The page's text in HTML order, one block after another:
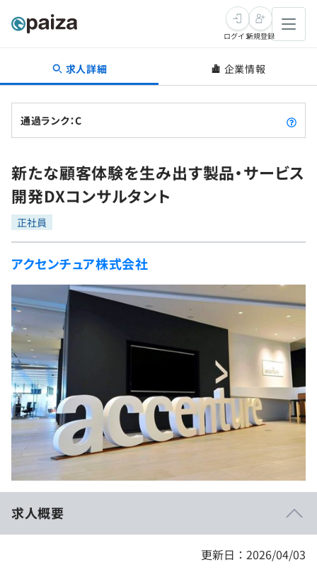
転職・キャリア
転職成功ガイド
転職エージェント
インタビュー
転職成功ガイド
新卒就活
求人検索
本選考
インターン
新卒エージェント
イベント・セミナー
インタビュー
就活成功ガイド
学習
問題集
ナレッジ
リファレンス
プラン
個人向けプラン
契約内容・クーポン
プログラミング言語
評価結果一覧
再チャレンジ結果一覧
ゲーム・マンガ
Tech Team Journal
paiza times
note
paizaとは？
ログイン新規登録
求人詳細 企業情報
通過ランク：C
新たな顧客体験を生み出す製品・サービス
開発DXコンサルタント
正社員
アクセンチュア株式会社
求人概要
更新日：2026/04/03